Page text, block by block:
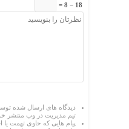
18 − 8 =
دیدگاه های ارسال شده
تیم مدیریت در وب منتشر
پیام هایی که حاوی تهمت یا